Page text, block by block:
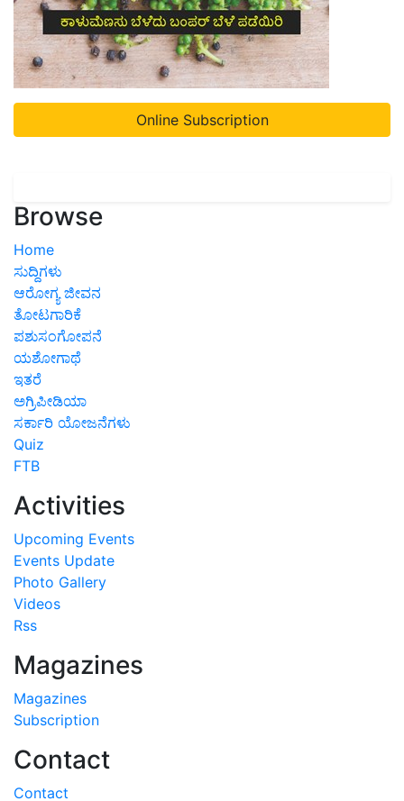
Online Subscription
Browse
Home
ಸುದ್ದಿಗಳು
ಆರೋಗ್ಯ ಜೀವನ
ತೋಟಗಾರಿಕೆ
ಪಶುಸಂಗೋಪನೆ
ಯಶೋಗಾಥೆ
ಇತರೆ
ಅಗ್ರಿಪೀಡಿಯಾ
ಸರ್ಕಾರಿ ಯೋಜನೆಗಳು
Quiz
FTB
Activities
Upcoming Events
Events Update
Photo Gallery
Videos
Rss
Magazines
Magazines
Subscription
Contact
Contact